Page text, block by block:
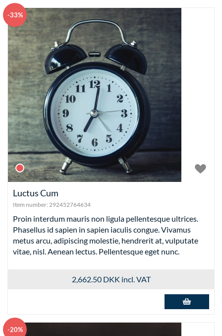
-33%
Luctus Cum
Item number: 292452764634
Proin interdum mauris non ligula pellentesque ultrices.
Phasellus id sapien in sapien iaculis congue. Vivamus
metus arcu, adipiscing molestie, hendrerit at, vulputate
vitae, nisl. Aenean lectus. Pellentesque eget nunc.
2,662.50 DKK incl. VAT
-20%